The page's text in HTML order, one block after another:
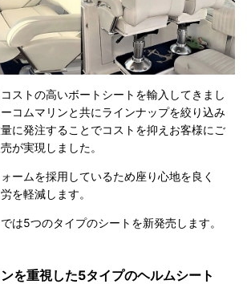
ストの高いボートシートを輸入してきまし
コムマリンと共にラインナップを絞り込み
に発注することでコストを抑えお客様にご
が実現しました。
ームを採用しているため座り心地を良く
を軽減します。
は5つのタイプのシートを新発売します。
を重視した5タイプのヘルムシート